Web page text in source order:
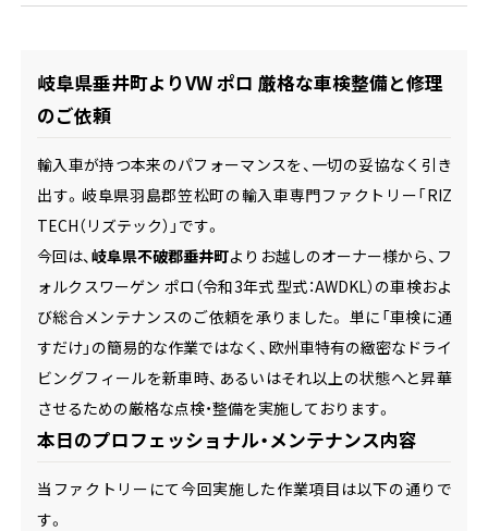
岐阜県垂井町よりVW ポロ 厳格な車検整備と修理
のご依頼
輸入車が持つ本来のパフォーマンスを、一切の妥協なく引き
出す。岐阜県羽島郡笠松町の輸入車専門ファクトリー「RIZ
TECH（リズテック）」です。
今回は、 岐阜県不破郡垂井町よりお越しのオーナー様から、フ
ォルクスワーゲン ポロ（令和3年式 型式：AWDKL）の車検およ
び総合メンテナンスのご依頼を承りました。 単に「車検に通
すだけ」の簡易的な作業ではなく、欧州車特有の緻密なドライ
ビングフィールを新車時、あるいはそれ以上の状態へと昇華
させるための厳格な点検・整備を実施しております。
本日のプロフェッショナル・メンテナンス内容
当ファクトリーにて今回実施した作業項目は以下の通りで
す。